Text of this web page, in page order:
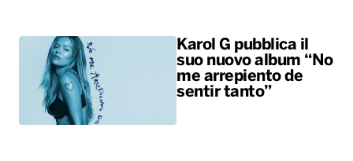
Karol G pubblica il
suo nuovo album “No
me arrepiento de
sentir tanto”